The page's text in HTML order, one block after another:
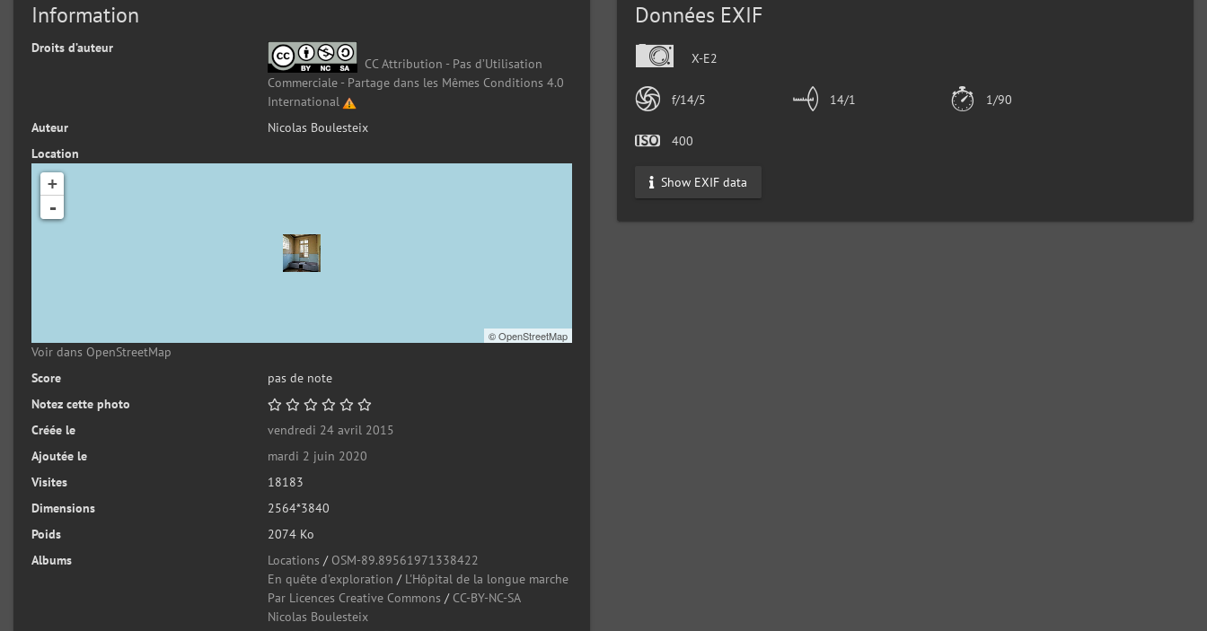
Information
Droits d’auteur
CC Attribution - Pas d’Utilisation
Commerciale - Partage dans les Mêmes Conditions 4.0
International
Auteur
Nicolas Boulesteix
Location
+
-
©OpenStreetMap
Voir dans OpenStreetMap
Score
pas de note
Notez cette photo
Créée le
vendredi 24 avril 2015
Ajoutée le
mardi 2 juin 2020
Visites
18183
Dimensions
2564*3840
Poids
2074 Ko
Albums
Locations / OSM-89.89561971338422
En quête d'exploration / L'Hôpital de la longue marche
Par Licences Creative Commons / CC-BY-NC-SA
Nicolas Boulesteix
Données EXIF
X-E2
f/14/5 14/1 1/90
400
Show EXIF data